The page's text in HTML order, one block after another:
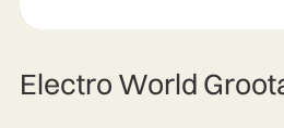
Electro World